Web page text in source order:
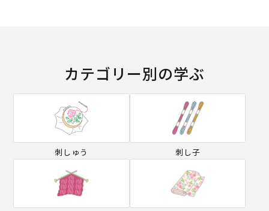
カテゴリー別の学ぶ
刺しゅう 刺し子